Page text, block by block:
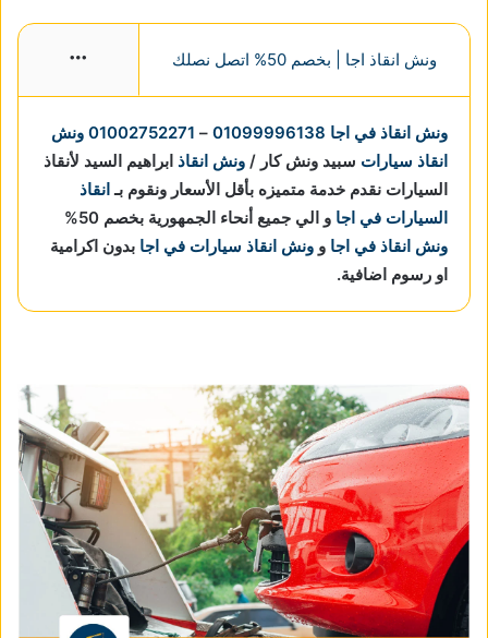
ونش انقاذ اجا | بخصم 50% اتصل نصلك
ونش انقاذ في اجا 01099996138
–
01002752271 ونش
انقاذ سيارات سبيد ونش كار / ونش انقاذ ابراهيم السيد لأنقاذ
السيارات نقدم خدمة متميزه بأقل الأسعار ونقوم بـانقاذ
السيارات في اجا و الي جميع أنحاء الجمهورية بخصم 50%
ونش انقاذ في اجا و ونش انقاذ سيارات في اجا بدون اكرامية
او رسوم اضافية.